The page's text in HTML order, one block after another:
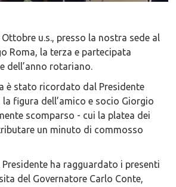
u.s., presso la nostra sede al
Roma, la terza e partecipata
dell’anno rotariano.
è stato ricordato dal Presidente
figura dell’amico e socio Giorgio
scomparso - cui la platea dei
un minuto di commosso
Presidente ha ragguardato i presenti
del Governatore Carlo Conte,